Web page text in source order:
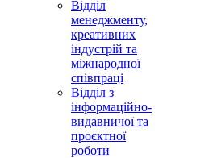
Відділ
менеджменту,
креативних
індустрій та
міжнародної
співпраці
Відділ з
інформаційно-
видавничої та
проєктної
роботи